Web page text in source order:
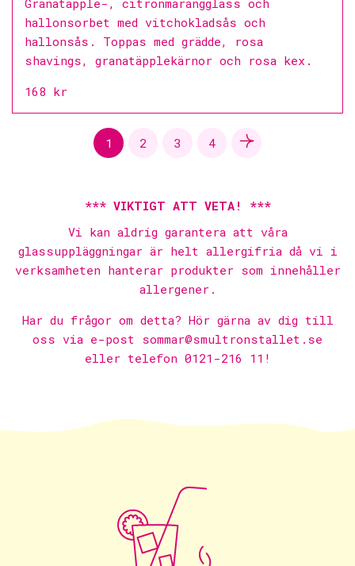
Granatäpple-, citronmarängglass och
hallonsorbet med vitchokladsås och
hallonsås. Toppas med grädde, rosa
shavings, granatäpplekärnor och rosa kex.
168 kr
1 2 3 4
*** VIKTIGT ATT VETA! ***
Vi kan aldrig garantera att våra
glassuppläggningar är helt allergifria då vi i
verksamheten hanterar produkter som innehåller
allergener.
Har du frågor om detta? Hör gärna av dig till
oss via e-post sommar@smultronstallet.se
eller telefon 0121-216 11!